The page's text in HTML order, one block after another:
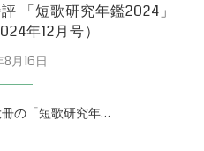
「短歌研究年鑑2024」
年12月号）
月16日
の「短歌研究年…